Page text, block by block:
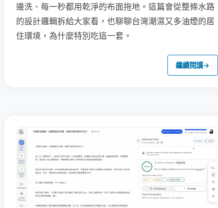
邊洗、每一秒都用乾淨的布面拖地。這篇會從整條水路
的設計邏輯拆給大家看，也聊聊台灣潮濕又多油煙的居
住環境，為什麼特別吃這一套。
繼續閱讀→